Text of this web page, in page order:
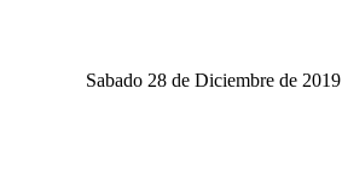
Sabado 28 de Diciembre de 2019